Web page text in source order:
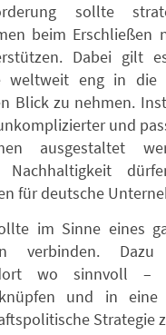
sollte
beim Erschließen
Dabei gilt
weltweit eng in die
Blick zu nehmen.
und
ausgestaltet
Nachhaltigkeit
für deutsche
im Sinne eines
verbinden.
dort wo sinnvoll –
und in eine
Strategie